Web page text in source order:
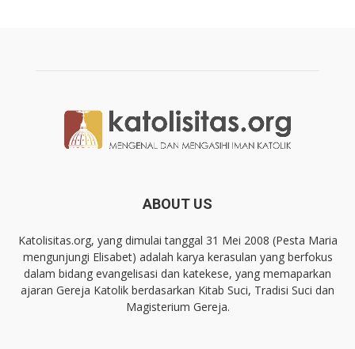
ABOUT US
Katolisitas.org, yang dimulai tanggal 31 Mei 2008 (Pesta Maria
mengunjungi Elisabet) adalah karya kerasulan yang berfokus
dalam bidang evangelisasi dan katekese, yang memaparkan
ajaran Gereja Katolik berdasarkan Kitab Suci, Tradisi Suci dan
Magisterium Gereja.